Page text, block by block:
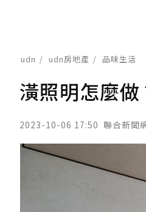
udn udn房地產 品味生活
潢照明怎麼做
2023-10-06 17:50 聯合新聞